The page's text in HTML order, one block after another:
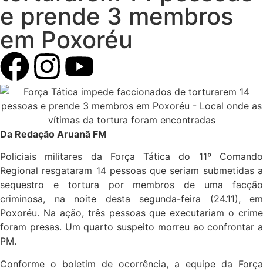
e prende 3 membros
em Poxoréu
Da Redação Aruanã FM
Policiais militares da Força Tática do 11º Comando
Regional resgataram 14 pessoas que seriam submetidas a
sequestro e tortura por membros de uma facção
criminosa, na noite desta segunda-feira (24.11), em
Poxoréu. Na ação, três pessoas que executariam o crime
foram presas. Um quarto suspeito morreu ao confrontar a
PM.
Conforme o boletim de ocorrência, a equipe da Força